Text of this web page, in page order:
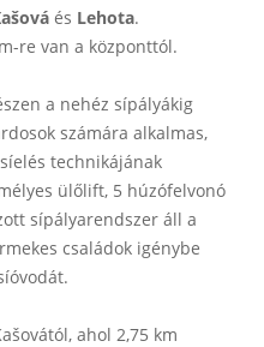
és Lehota.
re van a központtól.
a nehéz sípályákig
számára alkalmas,
technikájának
ülőlift, 5 húzófelvonó
sípályarendszer áll a
családok igénybe
ahol 2,75 km